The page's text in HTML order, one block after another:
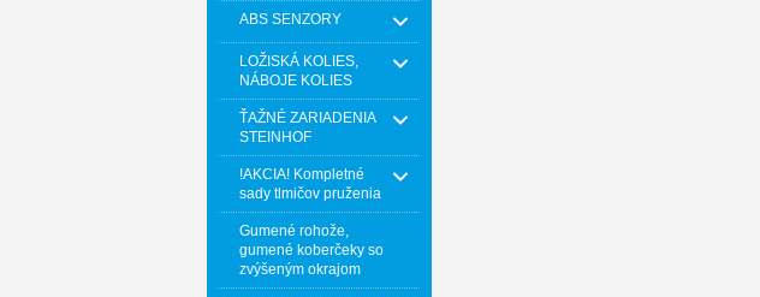
ABS SENZORY
LOŽISKÁ KOLIES,
NÁBOJE KOLIES
ŤAŽNÉ ZARIADENIA
STEINHOF
!AKCIA! Kompletné
sady tlmičov pruženia
Gumené rohože,
gumené koberčeky so
zvýšeným okrajom